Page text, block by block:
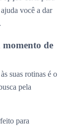
você a dar
.
momento de
suas rotinas é o
pela
para